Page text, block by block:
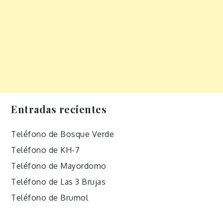
Entradas recientes
Teléfono de Bosque Verde
Teléfono de KH-7
Teléfono de Mayordomo
Teléfono de Las 3 Brujas
Teléfono de Brumol